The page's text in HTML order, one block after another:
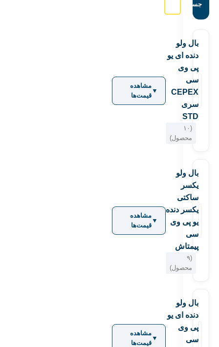
جستجو:
بال ولو
دنده ای یو
پی وی
سی
CEPEX
سری
STD
(۱۰
محصول)
▼
مشاهده
قیمت‌ها
بال ولو
یکسر
ساکتی
یکسر دنده
یو پی وی
سی
پیمتاش
(۹
محصول)
▼
مشاهده
قیمت‌ها
بال ولو
دنده ای یو
پی وی
سی
▼
مشاهده
قیمت‌ها